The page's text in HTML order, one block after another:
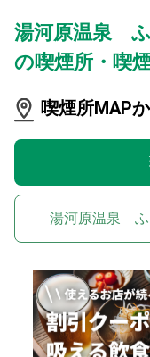
湯河原温泉
の喫煙所・喫
喫煙所MAP
湯河原温泉